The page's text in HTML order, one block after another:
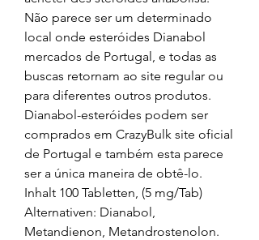
Não parece ser um determinado
local onde esteróides Dianabol
mercados de Portugal, e todas as
buscas retornam ao site regular ou
para diferentes outros produtos.
Dianabol-esteróides podem ser
comprados em CrazyBulk site oficial
de Portugal e também esta parece
ser a única maneira de obtê-lo.
Inhalt 100 Tabletten, (5 mg/Tab)
Alternativen: Dianabol,
Metandienon, Metandrostenolon.